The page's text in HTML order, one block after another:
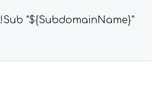
!Sub "${SubdomainName}"